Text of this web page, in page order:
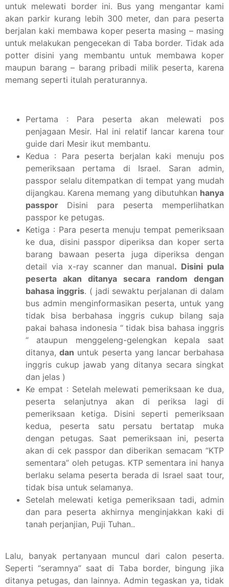
untuk melewati border ini. Bus yang mengantar kami
akan parkir kurang lebih 300 meter, dan para peserta
berjalan kaki membawa koper peserta masing – masing
untuk melakukan pengecekan di Taba border. Tidak ada
potter disini yang membantu untuk membawa koper
maupun barang – barang pribadi milik peserta, karena
memang seperti itulah peraturannya.
Pertama : Para peserta akan melewati pos
penjagaan Mesir. Hal ini relatif lancar karena tour
guide dari Mesir ikut membantu.
Kedua : Para peserta berjalan kaki menuju pos
pemeriksaan pertama di Israel. Saran admin,
passpor selalu ditempatkan di tempat yang mudah
dijangkau. Karena memang yang dibutuhkan hanya
passpor Disini para peserta memperlihatkan
passpor ke petugas.
Ketiga : Para peserta menuju tempat pemeriksaan
ke dua, disini passpor diperiksa dan koper serta
barang bawaan peserta juga diperiksa dengan
detail via x-ray scanner dan manual. Disini pula
peserta akan ditanya secara random dengan
bahasa inggris. ( jadi sewaktu perjalanan di dalam
bus admin menginformasikan peserta, untuk yang
tidak bisa berbahasa inggris cukup bilang saja
pakai bahasa indonesia “ tidak bisa bahasa inggris
“ ataupun menggeleng-gelengkan kepala saat
ditanya,dan untuk peserta yang lancar berbahasa
inggris cukup jawab yang ditanya secara singkat
dan jelas )
Ke empat : Setelah melewati pemeriksaan ke dua,
peserta selanjutnya akan di periksa lagi di
pemeriksaan ketiga. Disini seperti pemeriksaan
kedua, peserta satu persatu bertatap muka
dengan petugas. Saat pemeriksaan ini, peserta
akan di cek passpor dan diberikan semacam “KTP
sementara” oleh petugas. KTP sementara ini hanya
berlaku selama peserta berada di Israel saat tour,
tidak bisa untuk selamanya.
Setelah melewati ketiga pemeriksaan tadi, admin
dan para peserta akhirnya menginjakkan kaki di
tanah perjanjian, Puji Tuhan..
Lalu, banyak pertanyaan muncul dari calon peserta.
Seperti “seramnya” saat di Taba border, bingung jika
ditanya petugas, dan lainnya. Admin tegaskan ya, tidak